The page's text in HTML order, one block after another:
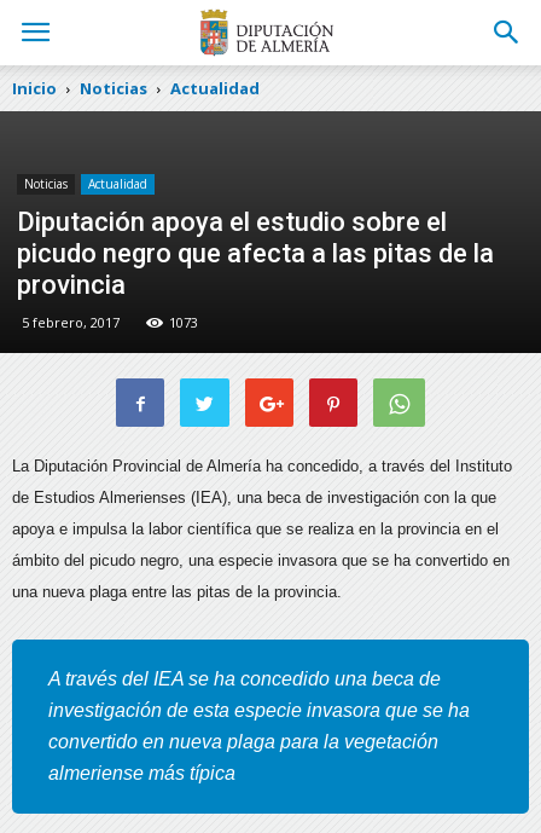
Inicio Noticias Actualidad
Noticias Actualidad
Diputación apoya el estudio sobre el
picudo negro que afecta a las pitas de la
provincia
5 febrero, 2017 1073
La Diputación Provincial de Almería ha concedido, a través del Instituto
de Estudios Almerienses (IEA), una beca de investigación con la que
apoya e impulsa la labor científicaque se realiza en la provincia en el
ámbito del picudo negro, una especie invasora que se ha convertido en
una nueva plaga entre las pitas de la provincia.
A través del IEA se ha concedido una beca de
investigación de esta especie invasora que se ha
convertido en nueva plaga para la vegetación
almeriense más típica